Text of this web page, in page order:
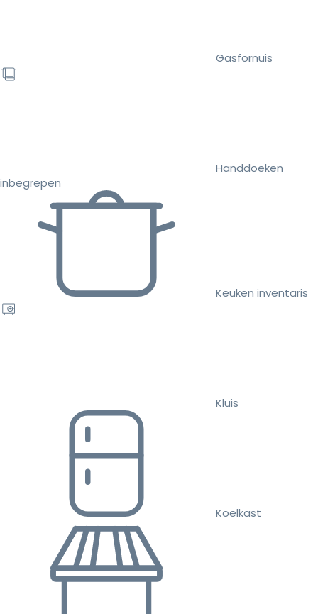
Gasfornuis
Handdoeken
inbegrepen
Keuken inventaris
Kluis
Koelkast